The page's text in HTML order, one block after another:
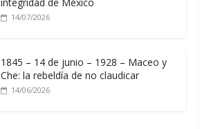
14/07/2026
1845 – 14 de junio – 1928 – Maceo y
Che: la rebeldía de no claudicar
14/06/2026